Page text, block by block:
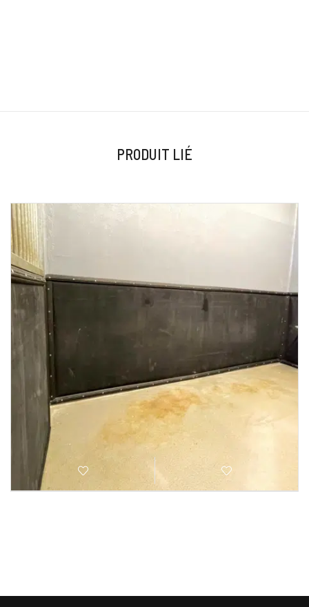
PRODUIT LIÉ